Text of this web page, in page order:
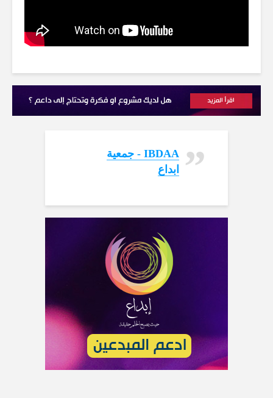
‏IBDAA - جمعية
ابداع‏